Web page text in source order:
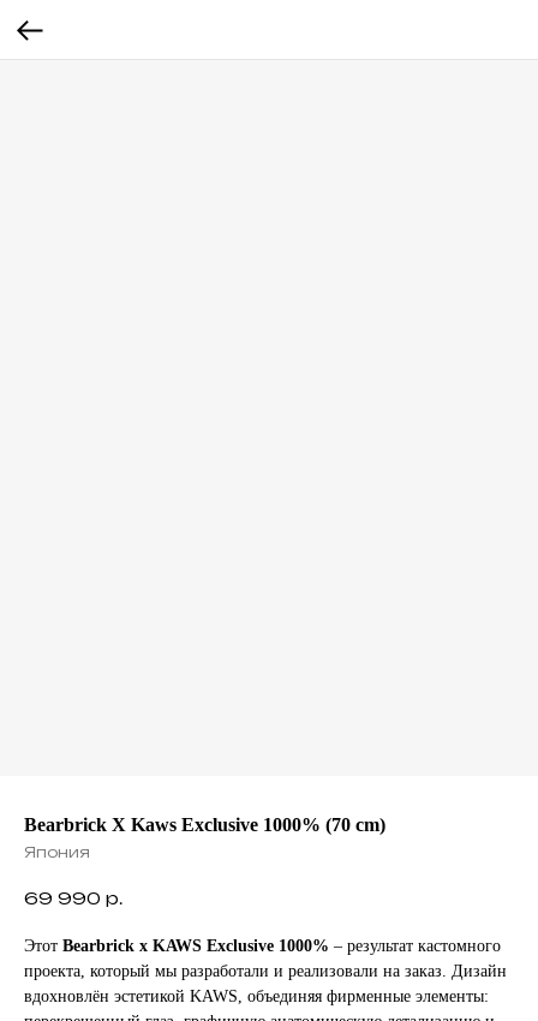
Bearbrick X Kaws Exclusive 1000% (70 cm)
Япония
69 990 р.
Этот Bearbrick x KAWS Exclusive 1000% – результат кастомного
проекта, который мы разработали и реализовали на заказ. Дизайн
вдохновлён эстетикой KAWS, объединяя фирменные элементы: